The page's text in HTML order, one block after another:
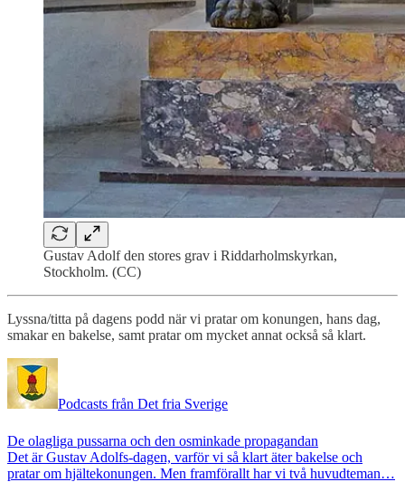
Gustav Adolf den stores grav i Riddarholmskyrkan,
Stockholm. (CC)
Lyssna/titta på dagens podd när vi pratar om konungen, hans dag,
smakar en bakelse, samt pratar om mycket annat också så klart.
Podcasts från Det fria Sverige
De olagliga pussarna och den osminkade propagandan
Det är Gustav Adolfs-dagen, varför vi så klart äter bakelse och
pratar om hjältekonungen. Men framförallt har vi två huvudteman…